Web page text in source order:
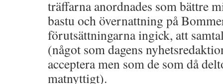
träffarna anordnades som bättre
bastu och övernattning på
förutsättningarna ingick, att
(något som dagens
acceptera men som de som då
matnyttigt).